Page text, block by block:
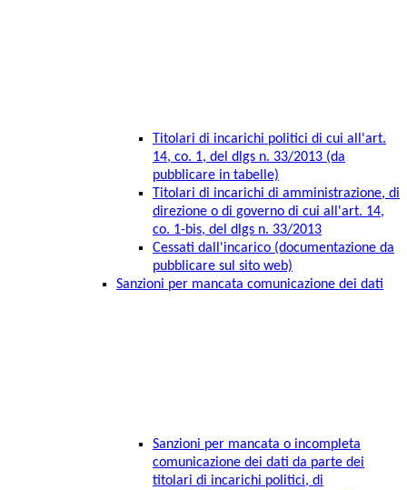
Titolari di incarichi politici di cui all'art.
14, co. 1, del dlgs n. 33/2013 (da
pubblicare in tabelle)
Titolari di incarichi di amministrazione, di
direzione o di governo di cui all'art. 14,
co. 1-bis, del dlgs n. 33/2013
Cessati dall'incarico (documentazione da
pubblicare sul sito web)
Sanzioni per mancata comunicazione dei dati
Sanzioni per mancata o incompleta
comunicazione dei dati da parte dei
titolari di incarichi politici, di